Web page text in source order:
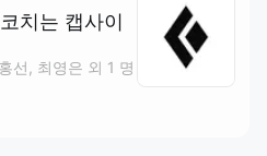
치는 캡사이
선, 최영은 외 1 명